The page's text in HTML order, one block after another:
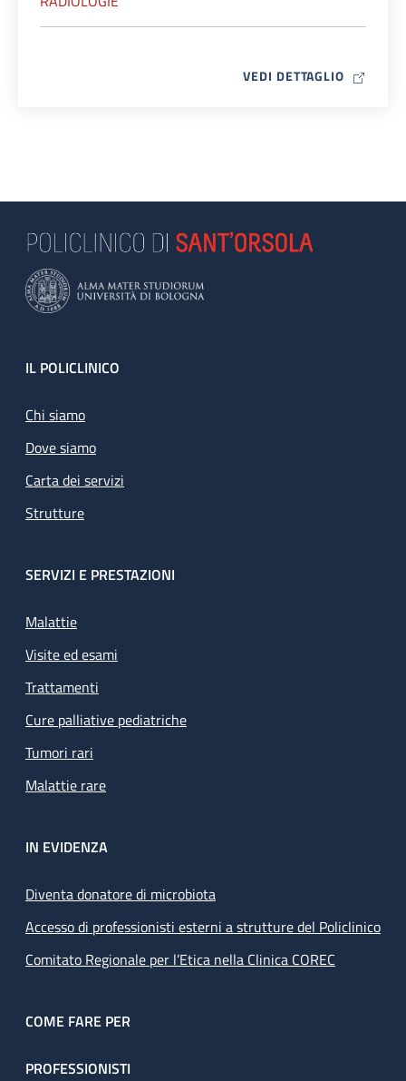
VEDI DETTAGLIO MAP ICON
Footer
IL POLICLINICO
Chi siamo
Dove siamo
Carta dei servizi
Strutture
SERVIZI E PRESTAZIONI
Malattie
Visite ed esami
Trattamenti
Cure palliative pediatriche
Tumori rari
Malattie rare
IN EVIDENZA
Diventa donatore di microbiota
Accesso di professionisti esterni a strutture del Policlinico
Comitato Regionale per l’Etica nella Clinica COREC
COME FARE PER
PROFESSIONISTI